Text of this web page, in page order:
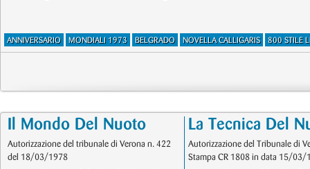
ANNIVERSARIO MONDIALI 1973 BELGRADO NOVELLA CALLIGARIS 800 STILE
Il Mondo Del Nuoto
Autorizzazione del tribunale di Verona n. 422
del 18/03/1978
La Tecnica Del
Autorizzazione del Tribunale di
Stampa CR 1808 in data 15/03/